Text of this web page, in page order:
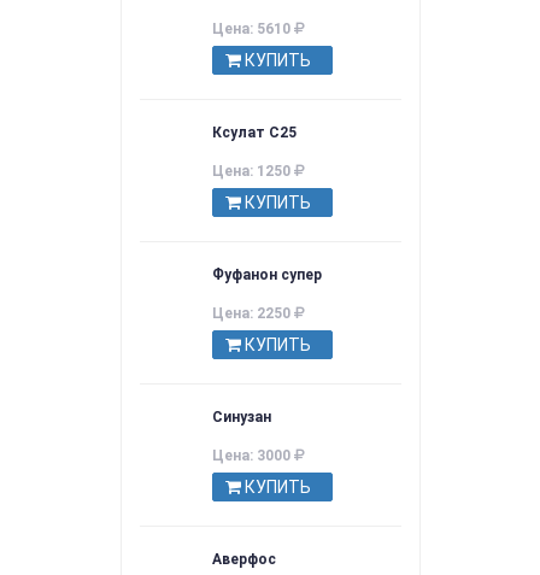
Цена: 5610
КУПИТЬ
Ксулат С25
Цена: 1250
КУПИТЬ
Фуфанон супер
Цена: 2250
КУПИТЬ
Синузан
Цена: 3000
КУПИТЬ
Аверфос